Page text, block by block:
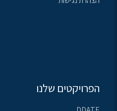
הפרויקטים שלנו